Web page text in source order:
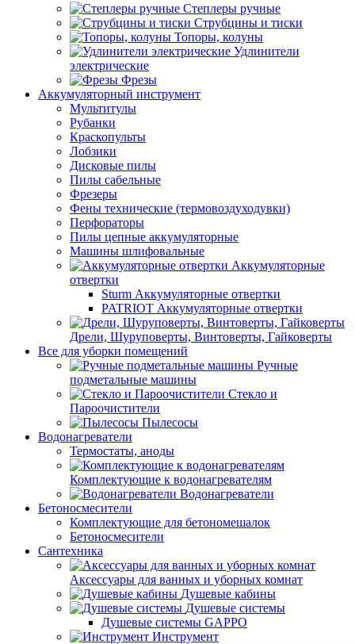
Степлеры ручные
Струбцины и тиски
Топоры, колуны
Удлинители
электрические
Фрезы
Аккумуляторный инструмент
Мультитулы
Рубанки
Краскопульты
Лобзики
Дисковые пилы
Пилы сабельные
Фрезеры
Фены технические (термовоздуходувки)
Перфораторы
Пилы цепные аккумуляторные
Машины шлифовальные
Аккумуляторные
отвертки
Sturm Аккумуляторные отвертки
PATRIOT Аккумуляторные отвертки
Дрели, Шуруповерты, Винтоверты, Гайковерты
Все для уборки помещений
Ручные
подметальные машины
Стекло и
Пароочистители
Пылесосы
Водонагреватели
Термостаты, аноды
Комплектующие к водонагревателям
Водонагреватели
Бетоносмесители
Комплектующие для бетономешалок
Бетоносмесители
Сантехника
Аксессуары для ванных и уборных комнат
Душевые кабины
Душевые системы
Душевые системы GAPPO
Инструмент